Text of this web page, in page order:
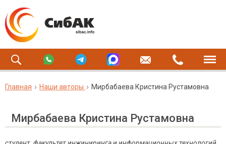
Главная Наши авторы Мирбабаева Кристина Рустамовна
Мирбабаева Кристина Рустамовна